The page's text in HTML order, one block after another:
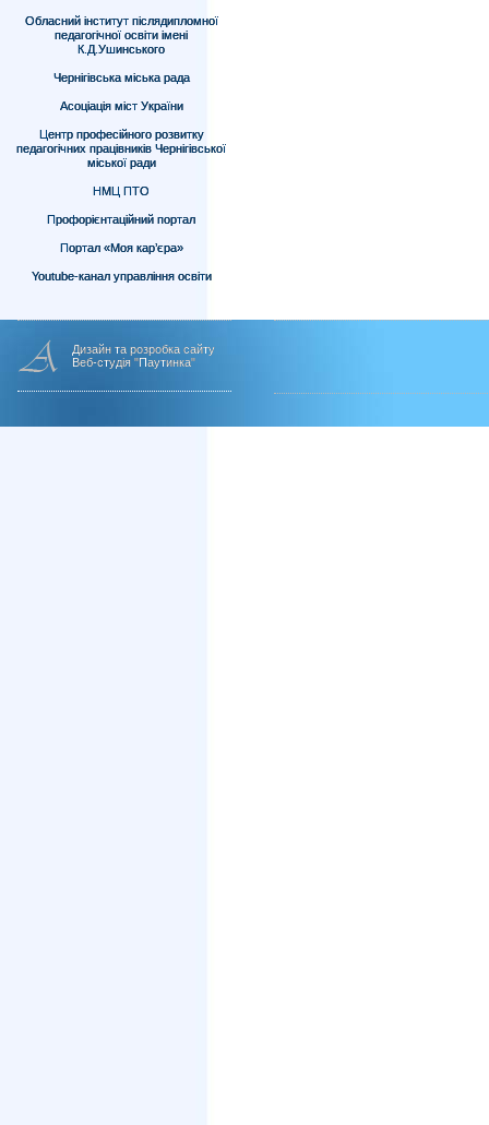
Обласний інститут післядипломної
педагогічної освіти імені
К.Д.Ушинського
Чернігівська міська рада
Асоціація міст України
Центр професійного розвитку
педагогічних працівників Чернігівської
міської ради
НМЦ ПТО
Профорієнтаційний портал
Портал «Моя кар’єра»
Youtube-канал управління освіти
Дизайн та розробка сайту
Веб-студія "Паутинка"